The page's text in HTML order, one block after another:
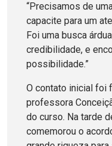
“Precisamos de
capacite para um
Foi uma busca
credibilidade, e
possibilidade.”
O contato inicial foi
professora
do curso. Na tarde
comemorou o